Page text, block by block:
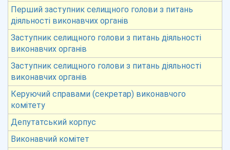
Перший заступник селищного голови з питань
діяльності виконавчих органів
Заступник селищного голови з питань діяльності
виконавчих органів
Заступник селищного голови з питань діяльності
виконавчих органів
Керуючий справами (секретар) виконавчого
комітету
Депутатський корпус
Виконавчий комітет